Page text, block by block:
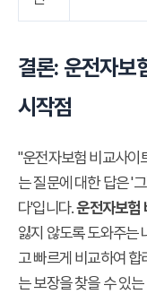
결론: 운전자보
시작점
"운전자보험 비교사이
는 질문에 대한 답은 '
다'입니다.운전자보험
잃지 않도록 도와주는
고 빠르게 비교하여
는 보장을 찾을 수 있